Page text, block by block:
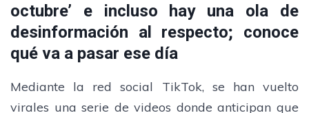
octubre’ e incluso hay una ola de
desinformación al respecto; conoce
qué va a pasar ese día
Mediante la red social TikTok, se han vuelto
virales una serie de videos donde anticipan que